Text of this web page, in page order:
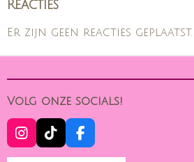
Reacties
Er zijn geen reacties geplaatst.
Volg onze socials!
I
N
T
I
F
A